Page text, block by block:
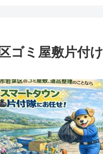
ゴミ屋敷片付け